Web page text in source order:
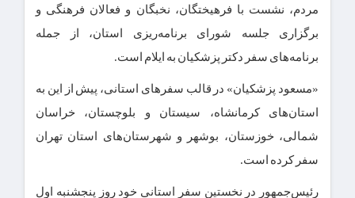
مردم، نشست با فرهیختگان، نخبگان و فعالان فرهنگی و
برگزاری جلسه شورای برنامه‌ریزی استان، از جمله
برنامه‌های سفر دکتر پزشکیان به ایلام است.
«مسعود پزشکیان» در قالب سفرهای استانی، پیش از این به
استان‌های کرمانشاه، سیستان و بلوچستان، خراسان
شمالی، خوزستان، بوشهر و شهرستان‌های استان تهران
سفر کرده‌ است.
رئیس‌جمهور در نخستین سفر استانی خود روز پنجشنبه اول